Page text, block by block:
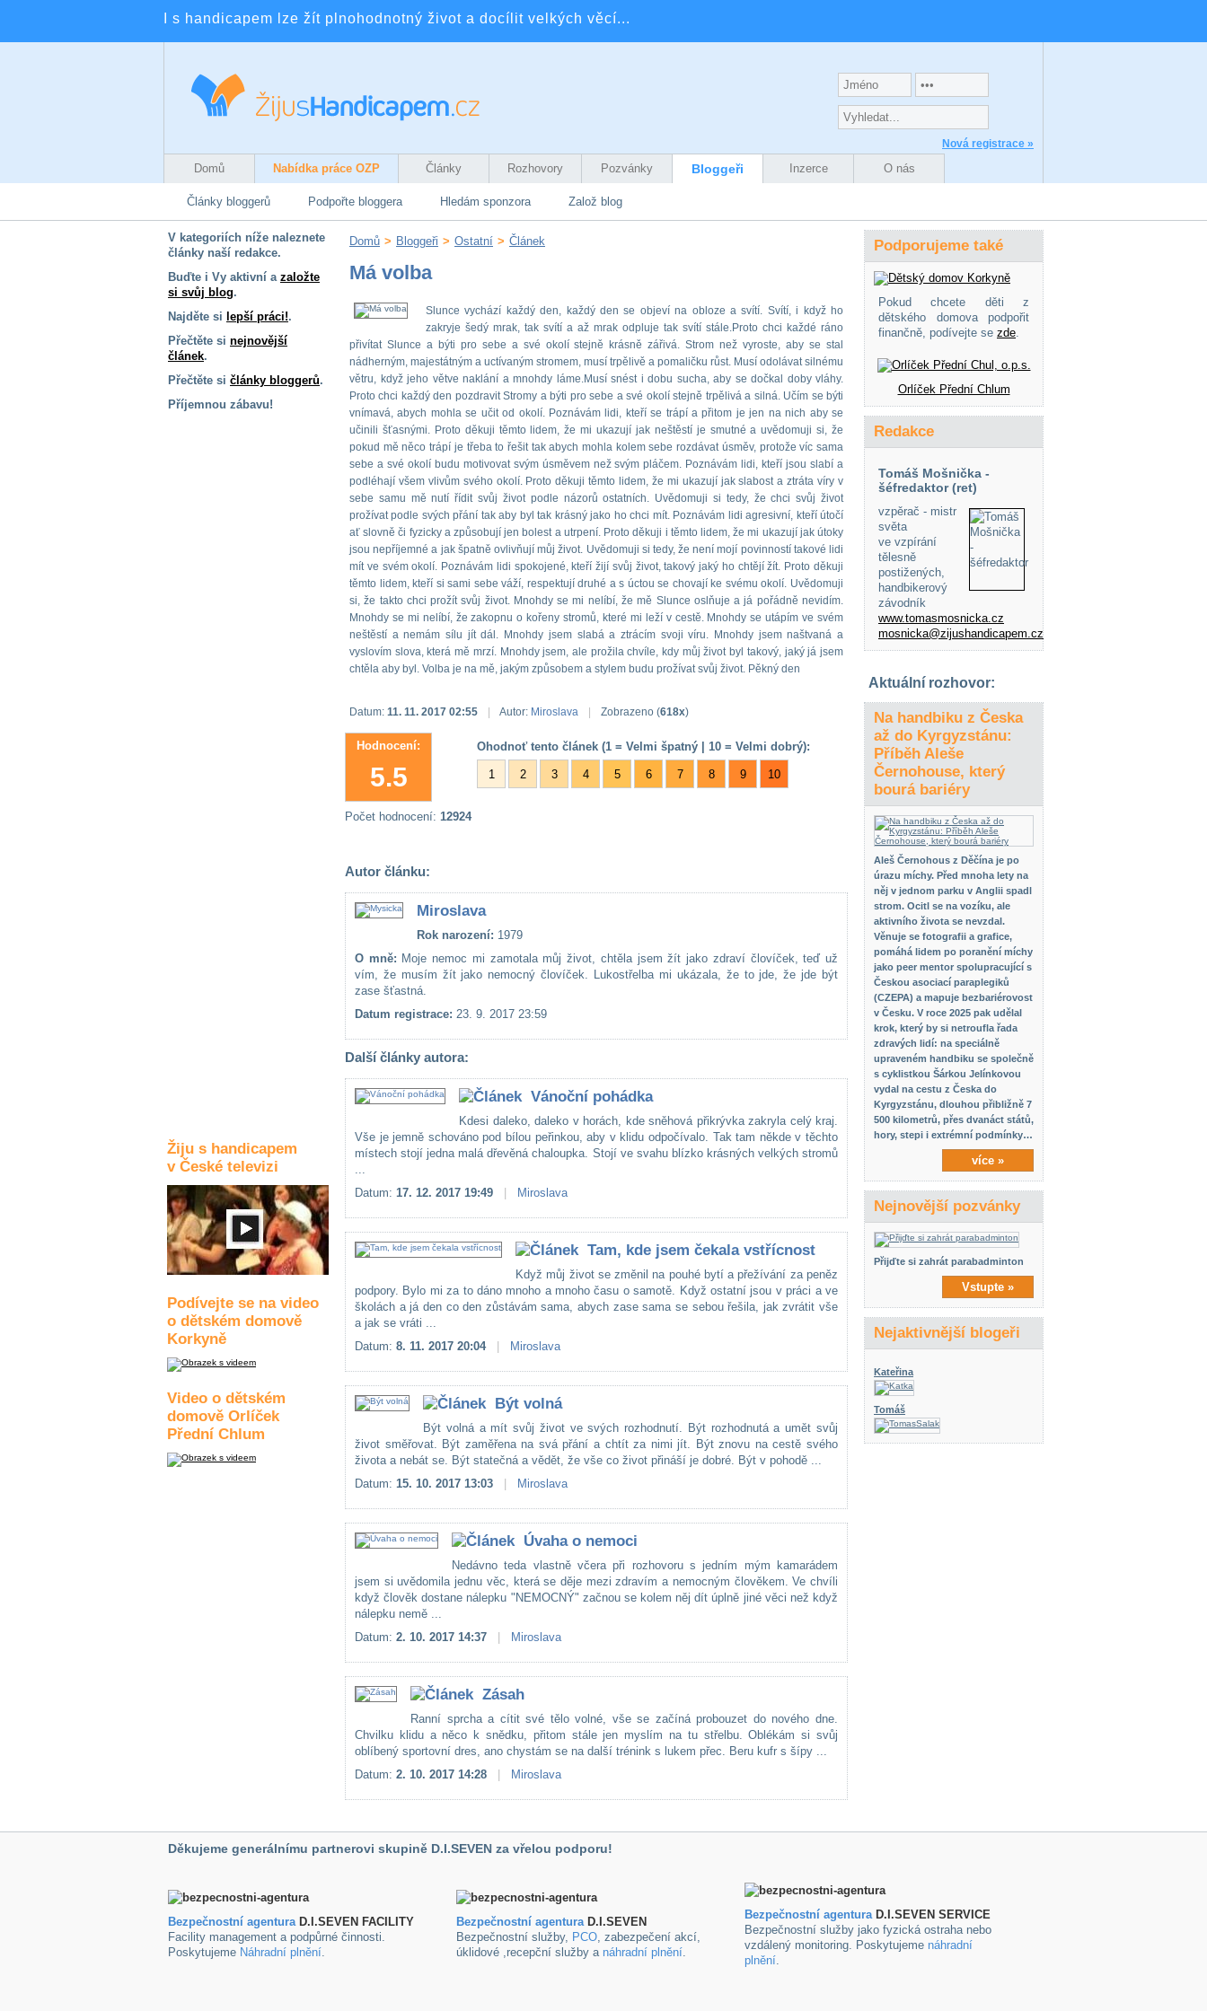
I s handicapem lze žít plnohodnotný život a docílit velkých věcí...
Nová registrace »
Domů Nabídka práce OZP Články Rozhovory Pozvánky Bloggeři Inzerce O nás
Články bloggerů Podpořte bloggera Hledám sponzora Založ blog
V kategoriích níže naleznete
články naší redakce.
Buďte i Vy aktivní a založte
si svůj blog.
Najděte si lepší práci!.
Přečtěte si nejnovější
článek.
Přečtěte si články bloggerů.
Příjemnou zábavu!
Žiju s handicapem
v České televizi
Podívejte se na video
o dětském domově
Korkyně
Video o dětském
domově Orlíček
Přední Chlum
Domů > Bloggeři > Ostatní > Článek
Má volba
Slunce vychází každý den, každý den se objeví na obloze a svítí. Svítí, i když ho
zakryje šedý mrak, tak svítí a až mrak odpluje tak svítí stále.Proto chci každé ráno
přivítat Slunce a býti pro sebe a své okolí stejně krásně zářivá. Strom než vyroste, aby se stal
nádherným, majestátným a uctívaným stromem, musí trpělivě a pomaličku růst. Musí odolávat silnému
větru, když jeho větve naklání a mnohdy láme.Musí snést i dobu sucha, aby se dočkal doby vláhy.
Proto chci každý den pozdravit Stromy a býti pro sebe a své okolí stejně trpělivá a silná. Učím se býti
vnímavá, abych mohla se učit od okolí. Poznávám lidi, kteří se trápí a přitom je jen na nich aby se
učinili šťasnými. Proto děkuji těmto lidem, že mi ukazují jak neštěstí je smutné a uvědomuji si, že
pokud mě něco trápí je třeba to řešit tak abych mohla kolem sebe rozdávat úsměv, protože víc sama
sebe a své okolí budu motivovat svým úsměvem než svým pláčem. Poznávám lidi, kteří jsou slabí a
podléhají všem vlivům svého okolí. Proto děkuji těmto lidem, že mi ukazují jak slabost a ztráta víry v
sebe samu mě nutí řídit svůj život podle názorů ostatních. Uvědomuji si tedy, že chci svůj život
prožívat podle svých přání tak aby byl tak krásný jako ho chci mít. Poznávám lidi agresivní, kteří útočí
ať slovně či fyzicky a způsobují jen bolest a utrpení. Proto děkuji i těmto lidem, že mi ukazují jak útoky
jsou nepříjemné a jak špatně ovlivňují můj život. Uvědomuji si tedy, že není mojí povinností takové lidi
mít ve svém okolí. Poznávám lidi spokojené, kteří žijí svůj život, takový jaký ho chtějí žít. Proto děkuji
těmto lidem, kteří si sami sebe váží, respektují druhé a s úctou se chovají ke svému okolí. Uvědomuji
si, že takto chci prožít svůj život. Mnohdy se mi nelíbí, že mě Slunce oslňuje a já pořádně nevidím.
Mnohdy se mi nelíbí, že zakopnu o kořeny stromů, které mi leží v cestě. Mnohdy se utápím ve svém
neštěstí a nemám sílu jít dál. Mnohdy jsem slabá a ztrácím svoji víru. Mnohdy jsem naštvaná a
vyslovím slova, která mě mrzí. Mnohdy jsem, ale prožila chvíle, kdy můj život byl takový, jaký já jsem
chtěla aby byl. Volba je na mě, jakým způsobem a stylem budu prožívat svůj život. Pěkný den
Datum: 11. 11. 2017 02:55 Autor: Miroslava Zobrazeno (618x)
Hodnocení:
5.5
Ohodnoť tento článek (1 = Velmi špatný | 10 = Velmi dobrý):
1 2 3 4 5 6 7 8 9 10
Počet hodnocení: 12924
Autor článku:
Miroslava
Rok narození: 1979
O mně: Moje nemoc mi zamotala můj život, chtěla jsem žít jako zdraví človíček, teď už
vím, že musím žít jako nemocný človíček. Lukostřelba mi ukázala, že to jde, že jde být
zase šťastná.
Datum registrace: 23. 9. 2017 23:59
Další články autora:
Vánoční pohádka
Kdesi daleko, daleko v horách, kde sněhová přikrývka zakryla celý kraj.
Vše je jemně schováno pod bílou peřinkou, aby v klidu odpočívalo. Tak tam někde v těchto
místech stojí jedna malá dřevěná chaloupka. Stojí ve svahu blízko krásných velkých stromů
...
Datum: 17. 12. 2017 19:49 Miroslava
Tam, kde jsem čekala vstřícnost
Když můj život se změnil na pouhé bytí a přežívání za peněz
podpory. Bylo mi za to dáno mnoho a mnoho času o samotě. Když ostatní jsou v práci a ve
školách a já den co den zůstávám sama, abych zase sama se sebou řešila, jak zvrátit vše
a jak se vráti ...
Datum: 8. 11. 2017 20:04 Miroslava
Být volná
Být volná a mít svůj život ve svých rozhodnutí. Být rozhodnutá a umět svůj
život směřovat. Být zaměřena na svá přání a chtít za nimi jít. Být znovu na cestě svého
života a nebát se. Být statečná a vědět, že vše co život přináší je dobré. Být v pohodě ...
Datum: 15. 10. 2017 13:03 Miroslava
Úvaha o nemoci
Nedávno teda vlastně včera při rozhovoru s jedním mým kamarádem
jsem si uvědomila jednu věc, která se děje mezi zdravím a nemocným člověkem. Ve chvíli
když člověk dostane nálepku "NEMOCNÝ" začnou se kolem něj dít úplně jiné věci než když
nálepku nemě ...
Datum: 2. 10. 2017 14:37 Miroslava
Zásah
Ranní sprcha a cítit své tělo volné, vše se začíná probouzet do nového dne.
Chvilku klidu a něco k snědku, přitom stále jen myslím na tu střelbu. Oblékám si svůj
oblíbený sportovní dres, ano chystám se na další trénink s lukem přec. Beru kufr s šípy ...
Datum: 2. 10. 2017 14:28 Miroslava
Podporujeme také
Pokud chcete děti z
dětského domova podpořit
finančně, podívejte se zde.
Orlíček Přední Chlum
Redakce
Tomáš Mošnička -
šéfredaktor (ret)
vzpěrač - mistr
světa
ve vzpírání
tělesně
postižených,
handbikerový
závodník
www.tomasmosnicka.cz
mosnicka@zijushandicapem.cz
Aktuální rozhovor:
Na handbiku z Česka
až do Kyrgyzstánu:
Příběh Aleše
Černohouse, který
bourá bariéry
Aleš Černohous z Děčína je po
úrazu míchy. Před mnoha lety na
něj v jednom parku v Anglii spadl
strom. Ocitl se na vozíku, ale
aktivního života se nevzdal.
Věnuje se fotografii a grafice,
pomáhá lidem po poranění míchy
jako peer mentor spolupracující s
Českou asociací paraplegiků
(CZEPA) a mapuje bezbariérovost
v Česku. V roce 2025 pak udělal
krok, který by si netroufla řada
zdravých lidí: na speciálně
upraveném handbiku se společně
s cyklistkou Šárkou Jelínkovou
vydal na cestu z Česka do
Kyrgyzstánu, dlouhou přibližně 7
500 kilometrů, přes dvanáct států,
hory, stepi i extrémní podmínky…
více »
Nejnovější pozvánky
Přijďte si zahrát parabadminton
Vstupte »
Nejaktivnější blogeři
Kateřina
Tomáš
Děkujeme generálnímu partnerovi skupině D.I.SEVEN za vřelou podporu!
Bezpečnostní agenturaD.I.SEVEN FACILITY
Facility management a podpůrné činnosti.
Poskytujeme Náhradní plnění.
Bezpečnostní agenturaD.I.SEVEN
Bezpečnostní služby, PCO, zabezpečení akcí,
úklidové ,recepční služby a náhradní plnění.
Bezpečnostní agenturaD.I.SEVEN SERVICE
Bezpečnostní služby jako fyzická ostraha nebo
vzdálený monitoring. Poskytujeme náhradní
plnění.